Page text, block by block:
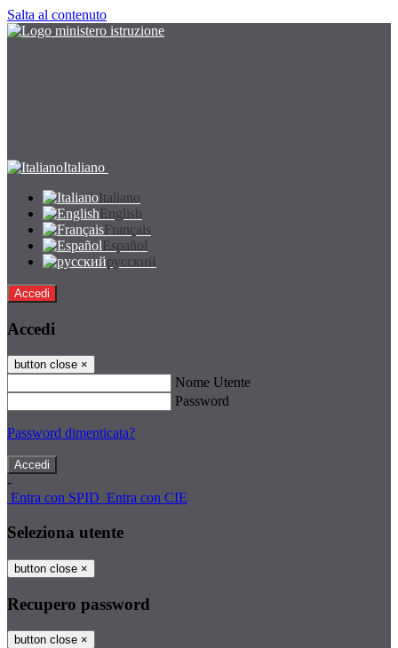
Salta al contenuto
Italiano
Italiano
English
Français
Español
русский
Accedi
Accedi
button close ×
Nome Utente
Password
Password dimenticata?
-
Entra con SPID Entra con CIE
Seleziona utente
button close ×
Recupero password
button close ×